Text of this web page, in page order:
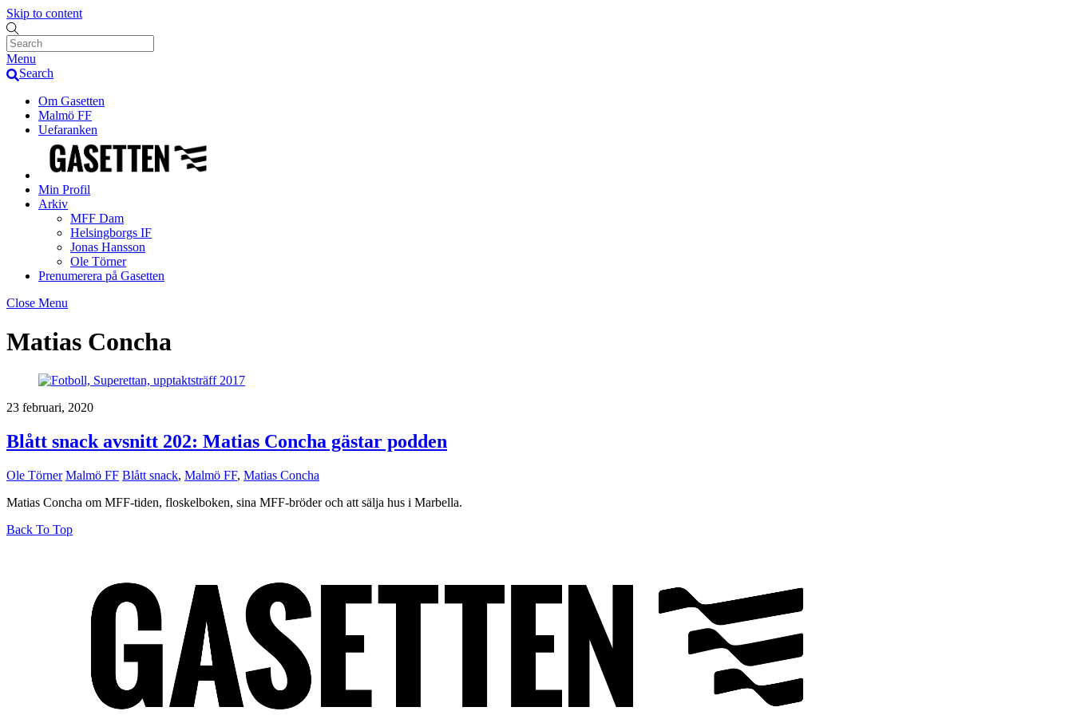
Skip to content
Menu
Search
Om Gasetten
Malmö FF
Uefaranken
Min Profil
Arkiv
MFF Dam
Helsingborgs IF
Jonas Hansson
Ole Törner
Prenumerera på Gasetten
Close Menu
Matias Concha
23 februari, 2020
Blått snack avsnitt 202: Matias Concha gästar podden
Ole Törner Malmö FF Blått snack, Malmö FF, Matias Concha
Matias Concha om MFF-tiden, floskelboken, sina MFF-bröder och att sälja hus i Marbella.
Back To Top